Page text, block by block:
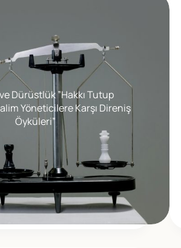
Dürüstlük ”Hakkı Tutup
Yöneticilere Karşı Direniş
Öyküleri”